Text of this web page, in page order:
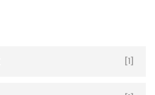
[1]